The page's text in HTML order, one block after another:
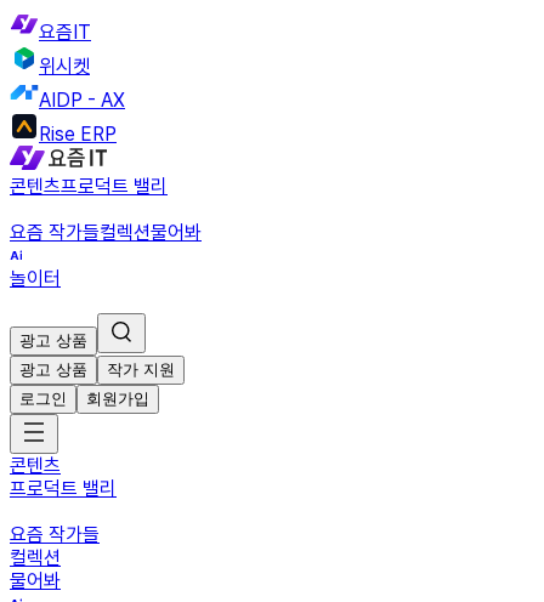
요즘IT
위시켓
AIDP - AX
Rise ERP
콘텐츠프로덕트 밸리
요즘 작가들컬렉션물어봐
놀이터
광고 상품
광고 상품
작가 지원
로그인
회원가입
콘텐츠
프로덕트 밸리
요즘 작가들
컬렉션
물어봐